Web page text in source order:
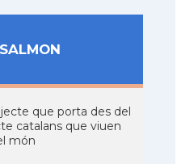
que porta des del
catalans que viuen
món